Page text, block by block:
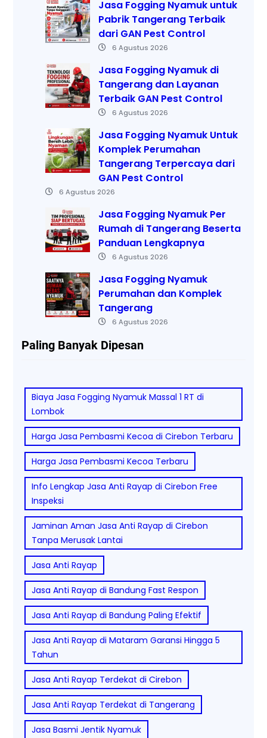
Jasa Fogging Nyamuk untuk
Pabrik Tangerang Terbaik
dari GAN Pest Control
6 Agustus 2026
Jasa Fogging Nyamuk di
Tangerang dan Layanan
Terbaik GAN Pest Control
6 Agustus 2026
Jasa Fogging Nyamuk Untuk
Komplek Perumahan
Tangerang Terpercaya dari
GAN Pest Control
6 Agustus 2026
Jasa Fogging Nyamuk Per
Rumah di Tangerang Beserta
Panduan Lengkapnya
6 Agustus 2026
Jasa Fogging Nyamuk
Perumahan dan Komplek
Tangerang
6 Agustus 2026
Paling Banyak Dipesan
Biaya Jasa Fogging Nyamuk Massal 1 RT di
Lombok
Harga Jasa Pembasmi Kecoa di Cirebon Terbaru
Harga Jasa Pembasmi Kecoa Terbaru
Info Lengkap Jasa Anti Rayap di Cirebon Free
Inspeksi
Jaminan Aman Jasa Anti Rayap di Cirebon
Tanpa Merusak Lantai
Jasa Anti Rayap
Jasa Anti Rayap di Bandung Fast Respon
Jasa Anti Rayap di Bandung Paling Efektif
Jasa Anti Rayap di Mataram Garansi Hingga 5
Tahun
Jasa Anti Rayap Terdekat di Cirebon
Jasa Anti Rayap Terdekat di Tangerang
Jasa Basmi Jentik Nyamuk